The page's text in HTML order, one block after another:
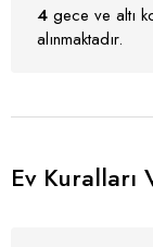
4 gece ve altı
alınmaktadır.
Ev Kuralları